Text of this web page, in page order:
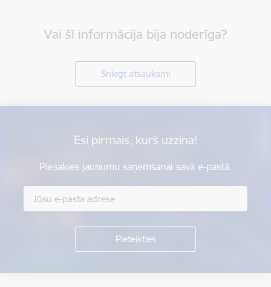
Vai šī informācija bija noderīga?
Sniegt atsauksmi
Esi pirmais, kurš uzzina!
Piesakies jaunumu saņemšanai savā e-pastā.